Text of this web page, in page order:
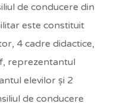
de conducere din
este constituit
4 cadre didactice,
reprezentantul
elevilor şi 2
de conducere